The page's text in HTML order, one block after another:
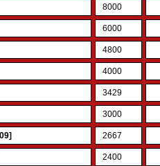
8000
6000
4800
4000
3429
3000
2667
2400